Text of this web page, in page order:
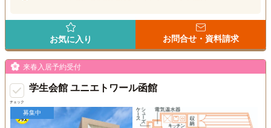
お気に入り お問合せ・資料請求
チェック
来春入居予約受付
学生会館 ユニエトワール函館
募集中